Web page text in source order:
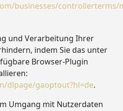
businesses/controllerterms/
und Verarbeitung Ihrer
indem Sie das unter
Browser-Plugin
dlpage/gaoptout?hl=de.
Umgang mit Nutzerdaten